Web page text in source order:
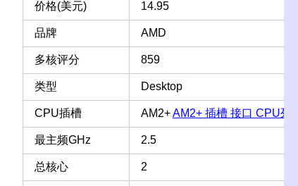
价格(美元) 14.95
品牌 AMD
多核评分 859
类型 Desktop
CPU插槽 AM2+AM2+ 插槽 接口 CPU列表
最主频GHz 2.5
总核心 2